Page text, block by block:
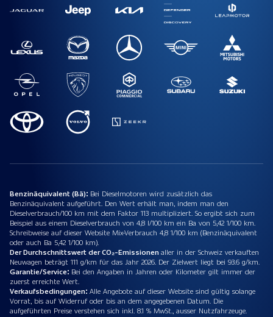
Benzinäquivalent (Bä): Bei Dieselmotoren wird zusätzlich das
Benzinäquivalent aufgeführt. Den Wert erhält man, indem man den
Dieselverbrauch/100 km mit dem Faktor 113 multipliziert. So ergibt sich zum
Beispiel aus einem Dieselverbrauch von 4,8 l/100 km ein Ba von 5,42 1/100 km.
Schreibweise auf dieser Website Mix-Verbrauch 4,8 1/100 km (Benzinäquivalent
oder auch Ba 5,42 1/100 km).
Der Durchschnittswert der CO₂-Emissionenaller in der Schweiz verkauften
Neuwagen beträgt 111 g/km für das Jahr 2026. Der Zielwert liegt bei 93.6 g/km.
Garantie/Service: Bei den Angaben in Jahren oder Kilometer gilt immer der
zuerst erreichte Wert.
Verkaufsbedingungen: Alle Angebote auf dieser Website sind gültig solange
Vorrat, bis auf Widerruf oder bis an dem angegebenen Datum. Die
aufgeführten Preise verstehen sich inkl. 8.1 % MwSt., ausser Nutzfahrzeuge.